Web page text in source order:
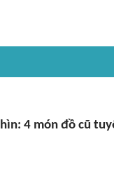
4 món đồ cũ